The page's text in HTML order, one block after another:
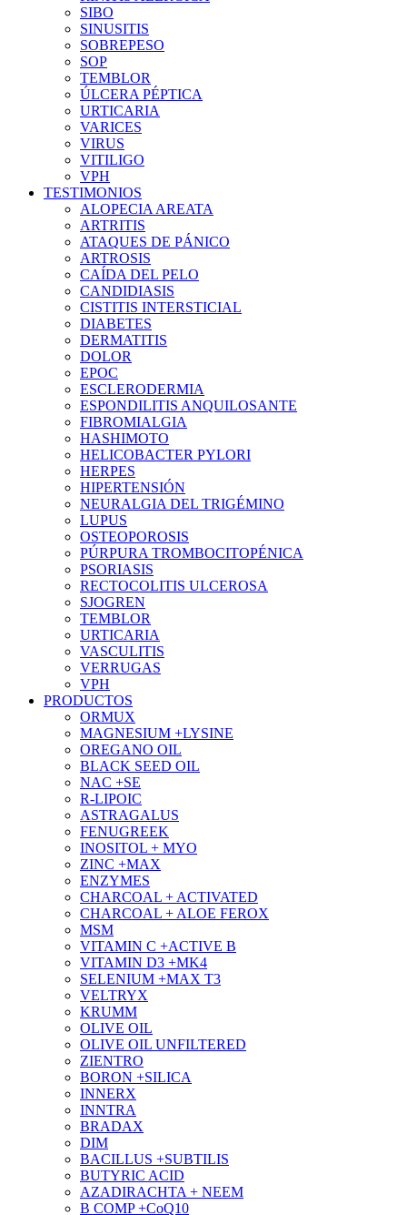
SIBO
SINUSITIS
SOBREPESO
SOP
TEMBLOR
ÚLCERA PÉPTICA
URTICARIA
VARICES
VIRUS
VITILIGO
VPH
TESTIMONIOS
ALOPECIA AREATA
ARTRITIS
ATAQUES DE PÁNICO
ARTROSIS
CAÍDA DEL PELO
CANDIDIASIS
CISTITIS INTERSTICIAL
DIABETES
DERMATITIS
DOLOR
EPOC
ESCLERODERMIA
ESPONDILITIS ANQUILOSANTE
FIBROMIALGIA
HASHIMOTO
HELICOBACTER PYLORI
HERPES
HIPERTENSIÓN
NEURALGIA DEL TRIGÉMINO
LUPUS
OSTEOPOROSIS
PÚRPURA TROMBOCITOPÉNICA
PSORIASIS
RECTOCOLITIS ULCEROSA
SJOGREN
TEMBLOR
URTICARIA
VASCULITIS
VERRUGAS
VPH
PRODUCTOS
ORMUX
MAGNESIUM +LYSINE
OREGANO OIL
BLACK SEED OIL
NAC +SE
R-LIPOIC
ASTRAGALUS
FENUGREEK
INOSITOL + MYO
ZINC +MAX
ENZYMES
CHARCOAL + ACTIVATED
CHARCOAL + ALOE FEROX
MSM
VITAMIN C +ACTIVE B
VITAMIN D3 +MK4
SELENIUM +MAX T3
VELTRYX
KRUMM
OLIVE OIL
OLIVE OIL UNFILTERED
ZIENTRO
BORON +SILICA
INNERX
INNTRA
BRADAX
DIM
BACILLUS +SUBTILIS
BUTYRIC ACID
AZADIRACHTA + NEEM
B COMP +CoQ10